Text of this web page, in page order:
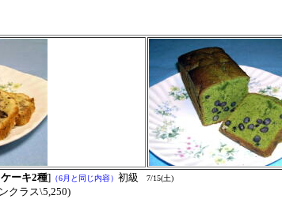
ーキ2種] （6月と同じ内容） 初級 7/15(土)
クラス\5,250)